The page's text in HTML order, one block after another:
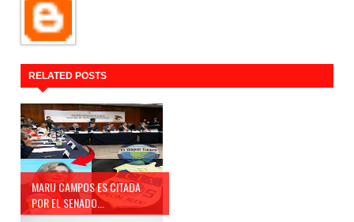
RELATED POSTS
MARU CAMPOS ES CITADA
POR EL SENADO...